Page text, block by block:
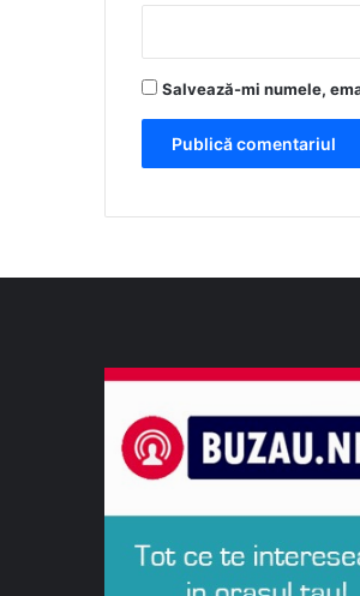
Salvează-mi numele,